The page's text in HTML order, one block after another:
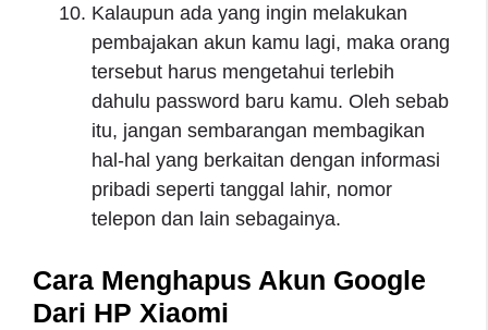
Kalaupun ada yang ingin melakukan
pembajakan akun kamu lagi, maka orang
tersebut harus mengetahui terlebih
dahulu password baru kamu. Oleh sebab
itu, jangan sembarangan membagikan
hal-hal yang berkaitan dengan informasi
pribadi seperti tanggal lahir, nomor
telepon dan lain sebagainya.
Cara Menghapus Akun Google
Dari HP Xiaomi